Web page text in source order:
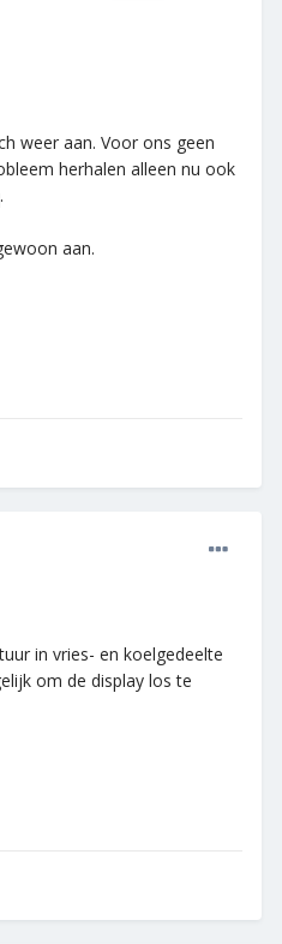
weer aan. Voor ons geen
herhalen alleen nu ook
.
aan.
in vries- en koelgedeelte
om de display los te